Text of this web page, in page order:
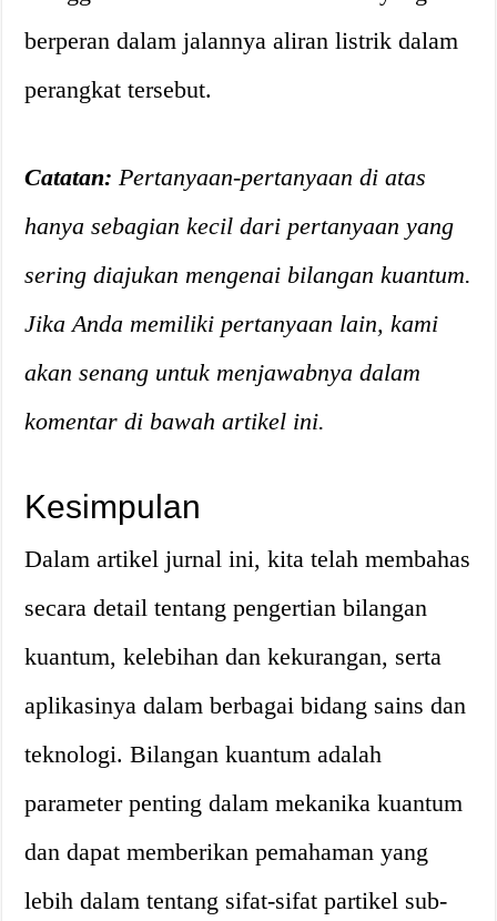
berperan dalam jalannya aliran listrik dalam
perangkat tersebut.
Catatan: Pertanyaan-pertanyaan di atas
hanya sebagian kecil dari pertanyaan yang
sering diajukan mengenai bilangan kuantum.
Jika Anda memiliki pertanyaan lain, kami
akan senang untuk menjawabnya dalam
komentar di bawah artikel ini.
Kesimpulan
Dalam artikel jurnal ini, kita telah membahas
secara detail tentang pengertian bilangan
kuantum, kelebihan dan kekurangan, serta
aplikasinya dalam berbagai bidang sains dan
teknologi. Bilangan kuantum adalah
parameter penting dalam mekanika kuantum
dan dapat memberikan pemahaman yang
lebih dalam tentang sifat-sifat partikel sub-